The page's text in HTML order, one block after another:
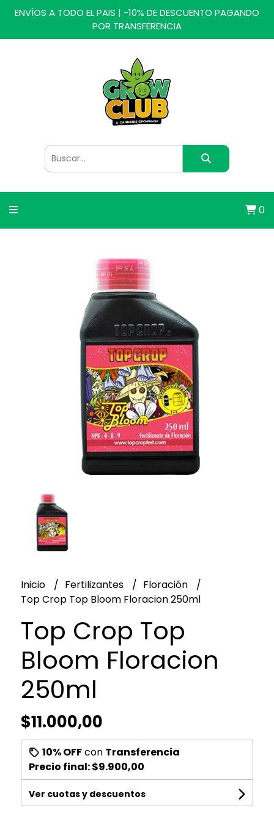
ENVÍOS A TODO EL PAIS | -10% DE DESCUENTO PAGANDO
POR TRANSFERENCIA
0
Inicio Fertilizantes
Floración
Top Crop Top Bloom Floracion 250ml
Top Crop Top
Bloom Floracion
250ml
$11.000,00
10% OFFcon Transferencia
Precio final:$9.900,00
Ver cuotas y descuentos